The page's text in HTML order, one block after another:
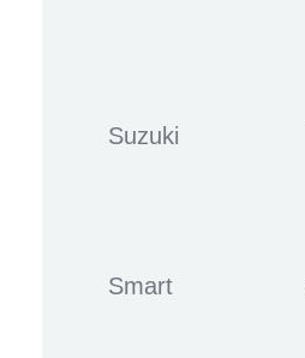
Suzuki
Smart